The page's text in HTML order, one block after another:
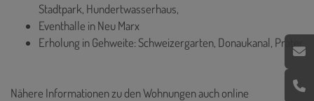
Stadtpark, Hundertwasserhaus,
Eventhalle in Neu Marx
Erholung in Gehweite: Schweizergarten, Donaukanal, Prater
Nähere Informationen zu den Wohnungen auch online